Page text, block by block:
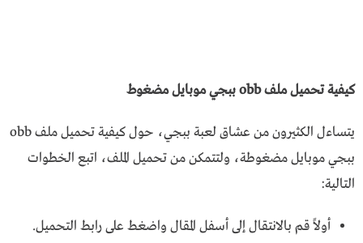
كيفية تحميل ملف obb ببجي موبايل مضغوط
يتساءل الكثيرون من عشاق لعبة ببجي، حول كيفية تحميل ملف obb
ببجي موبايل مضغوطة، ولتتمكن من تحميل الملف، اتبع الخطوات
التالية:
أولاً قم بالانتقال إلى أسفل المقال واضغط على رابط التحميل.